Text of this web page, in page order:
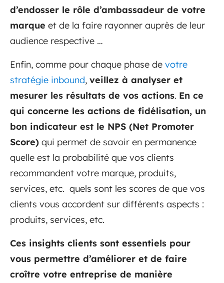
d’endosser le rôle d’ambassadeur de votre
marque et de la faire rayonner auprès de leur
audience respective …
Enfin, comme pour chaque phase de votre
stratégie inbound, veillez à analyser et
mesurer les résultats de vos actions. En ce
qui concerne les actions de fidélisation, un
bon indicateur est le NPS (Net Promoter
Score) qui permet de savoir en permanence
quelle est la probabilité que vos clients
recommandent votre marque, produits,
services, etc. quels sont les scores de que vos
clients vous accordent sur différents aspects :
produits, services, etc.
Ces insights clients sont essentiels pour
vous permettre d’améliorer et de faire
croître votre entreprise de manière